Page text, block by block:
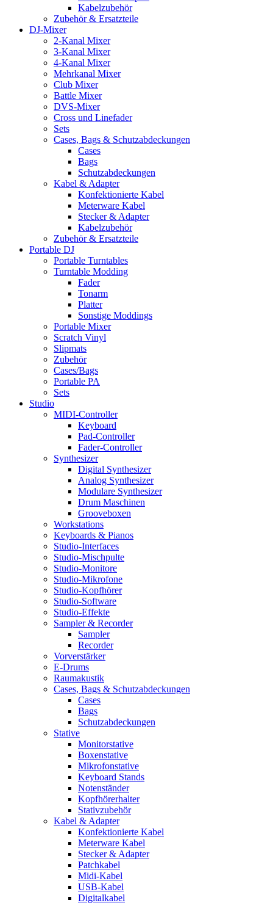
Kabelzubehör
Zubehör & Ersatzteile
DJ-Mixer
2-Kanal Mixer
3-Kanal Mixer
4-Kanal Mixer
Mehrkanal Mixer
Club Mixer
Battle Mixer
DVS-Mixer
Cross und Linefader
Sets
Cases, Bags & Schutzabdeckungen
Cases
Bags
Schutzabdeckungen
Kabel & Adapter
Konfektionierte Kabel
Meterware Kabel
Stecker & Adapter
Kabelzubehör
Zubehör & Ersatzteile
Portable DJ
Portable Turntables
Turntable Modding
Fader
Tonarm
Platter
Sonstige Moddings
Portable Mixer
Scratch Vinyl
Slipmats
Zubehör
Cases/Bags
Portable PA
Sets
Studio
MIDI-Controller
Keyboard
Pad-Controller
Fader-Controller
Synthesizer
Digital Synthesizer
Analog Synthesizer
Modulare Synthesizer
Drum Maschinen
Grooveboxen
Workstations
Keyboards & Pianos
Studio-Interfaces
Studio-Mischpulte
Studio-Monitore
Studio-Mikrofone
Studio-Kopfhörer
Studio-Software
Studio-Effekte
Sampler & Recorder
Sampler
Recorder
Vorverstärker
E-Drums
Raumakustik
Cases, Bags & Schutzabdeckungen
Cases
Bags
Schutzabdeckungen
Stative
Monitorstative
Boxenstative
Mikrofonstative
Keyboard Stands
Notenständer
Kopfhörerhalter
Stativzubehör
Kabel & Adapter
Konfektionierte Kabel
Meterware Kabel
Stecker & Adapter
Patchkabel
Midi-Kabel
USB-Kabel
Digitalkabel